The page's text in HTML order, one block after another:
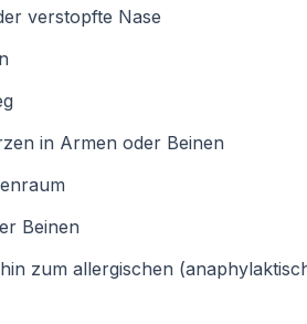
verstopfte Nase
in Armen oder Beinen
Beinen
zum allergischen